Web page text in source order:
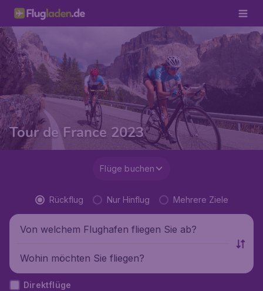
Tour de France 2023
Flüge buchen
Rückflug Nur Hinflug Mehrere Ziele
Von welchem Flughafen fliegen Sie ab?
Wohin möchten Sie fliegen?
Direktflüge